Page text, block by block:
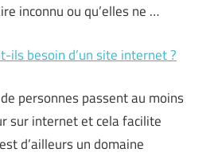
inconnu ou qu’elles ne …
ils besoin d’un site internet ?
personnes passent au moins
sur internet et cela facilite
d’ailleurs un domaine